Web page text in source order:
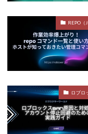
REPO（
ロブロ